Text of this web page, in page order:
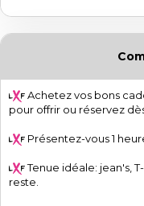
Achetez vos bons
pour offrir ou réservez
Présentez-vous 1
Tenue idéale: jean's,
reste.